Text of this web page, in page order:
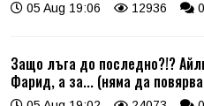
05 Aug 19:06 12936 0
Защо лъга до последно?!?
Фарид, а за... (няма да